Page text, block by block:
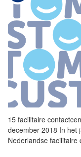
15 facilitaire
december 2018 In het
Nederlandse facilitaire